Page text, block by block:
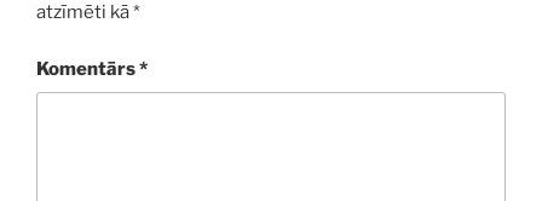
atzīmēti kā*
Komentārs*